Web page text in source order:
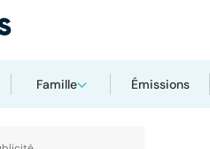
Famille Émissions